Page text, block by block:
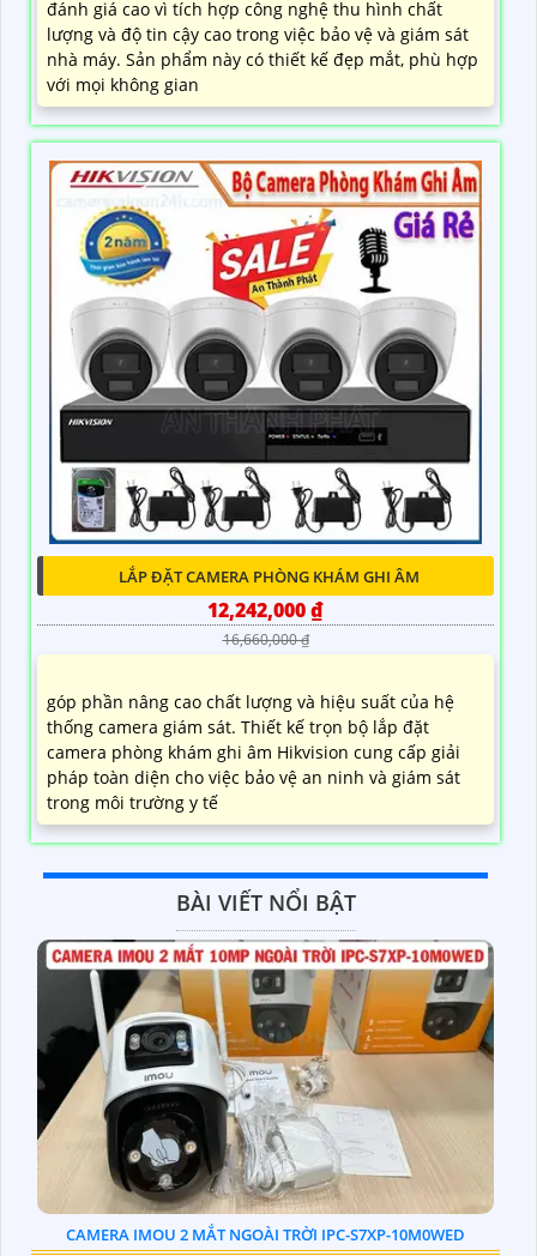
đánh giá cao vì tích hợp công nghệ thu hình chất
lượng và độ tin cậy cao trong việc bảo vệ và giám sát
nhà máy. Sản phẩm này có thiết kế đẹp mắt, phù hợp
với mọi không gian
LẮP ĐẶT CAMERA PHÒNG KHÁM GHI ÂM
12,242,000 ₫
16,660,000 ₫
góp phần nâng cao chất lượng và hiệu suất của hệ
thống camera giám sát. Thiết kế trọn bộ lắp đặt
camera phòng khám ghi âm Hikvision cung cấp giải
pháp toàn diện cho việc bảo vệ an ninh và giám sát
trong môi trường y tế
BÀI VIẾT NỔI BẬT
CAMERA IMOU 2 MẮT NGOÀI TRỜI IPC-S7XP-10M0WED